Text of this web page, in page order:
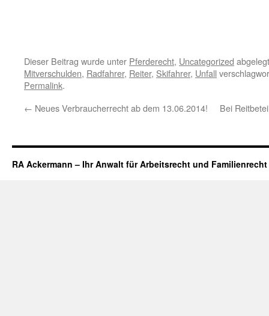
Dieser Beitrag wurde unter Pferderecht, Uncategorized
Mitverschulden, Radfahrer, Reiter, Skifahrer, Unfall
Permalink.
← Neues Verbraucherrecht ab dem 13.06.2014! Bei
RA Ackermann – Ihr Anwalt für Arbeitsrecht und